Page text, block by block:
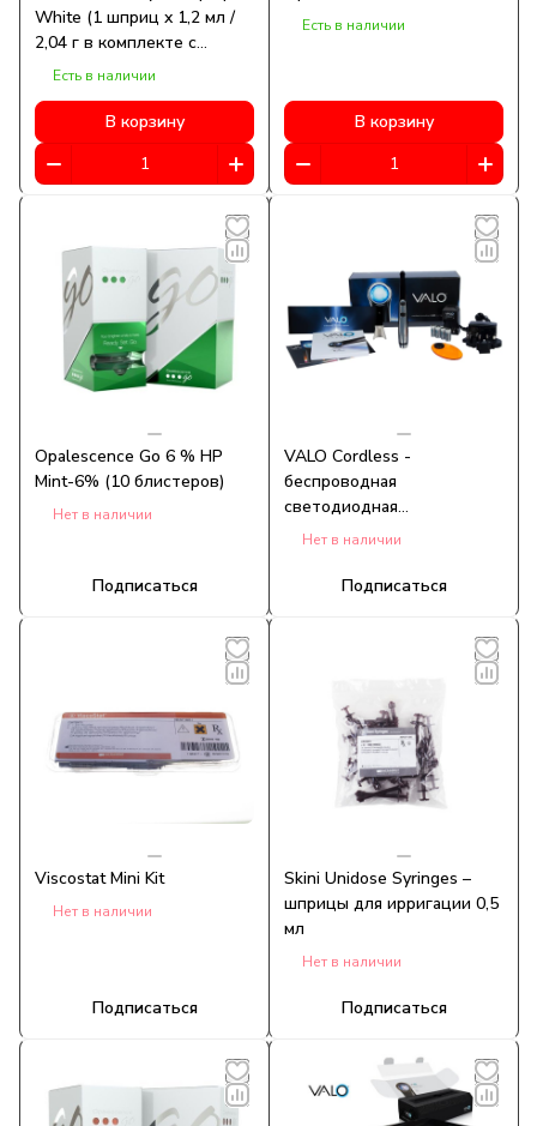
улучшению здоровья полости рта сделала
Ultradent невероятной компанией, которой
она является сегодня.
Предлагаем товары Ультрадент на нашем
официальном сайте.
White (1 шприц x 1,2 мл /
2,04 г в комплекте с
насадками и протравкой)
Есть в наличии
В корзину
Есть в наличии
В корзину
Opalescence Go 6 % HP
Mint-6% (10 блистеров)
Нет в наличии
Подписаться
VALO Cordless -
беспроводная
светодиодная
фотополимеризационная
полимеризации, черная
Нет в наличии
Подписаться
Viscostat Mini Kit
Нет в наличии
Подписаться
Skini Unidose Syringes –
шприцы для ирригации 0,5
мл
Нет в наличии
Подписаться